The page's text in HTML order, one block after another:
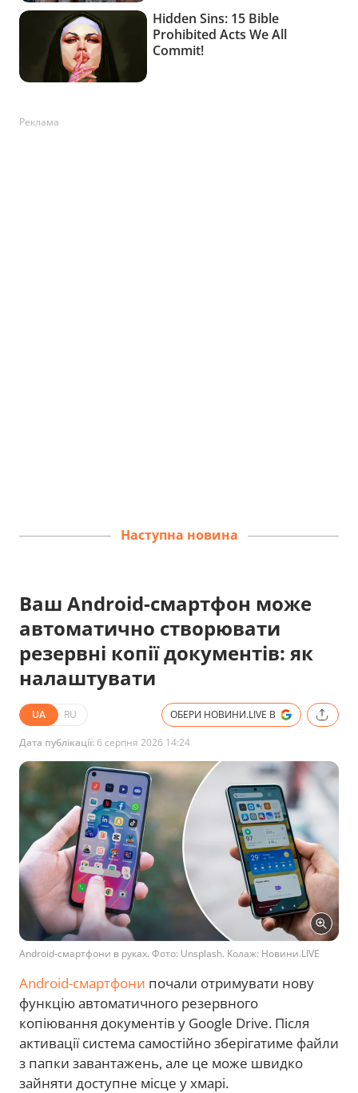
Реклама
Наступна новина
Ваш Android-смартфон може
автоматично створювати
резервні копії документів: як
налаштувати
UA RU ОБЕРИ НОВИНИ.LIVE В
Дата публікації: 6 серпня 2026 14:24
Android-смартфони в руках. Фото: Unsplash. Колаж: Новини.LIVE
Android-смартфони почали отримувати нову
функцію автоматичного резервного
копіювання документів у Google Drive. Після
активації система самостійно зберігатиме файли
з папки завантажень, але це може швидко
зайняти доступне місце у хмарі.